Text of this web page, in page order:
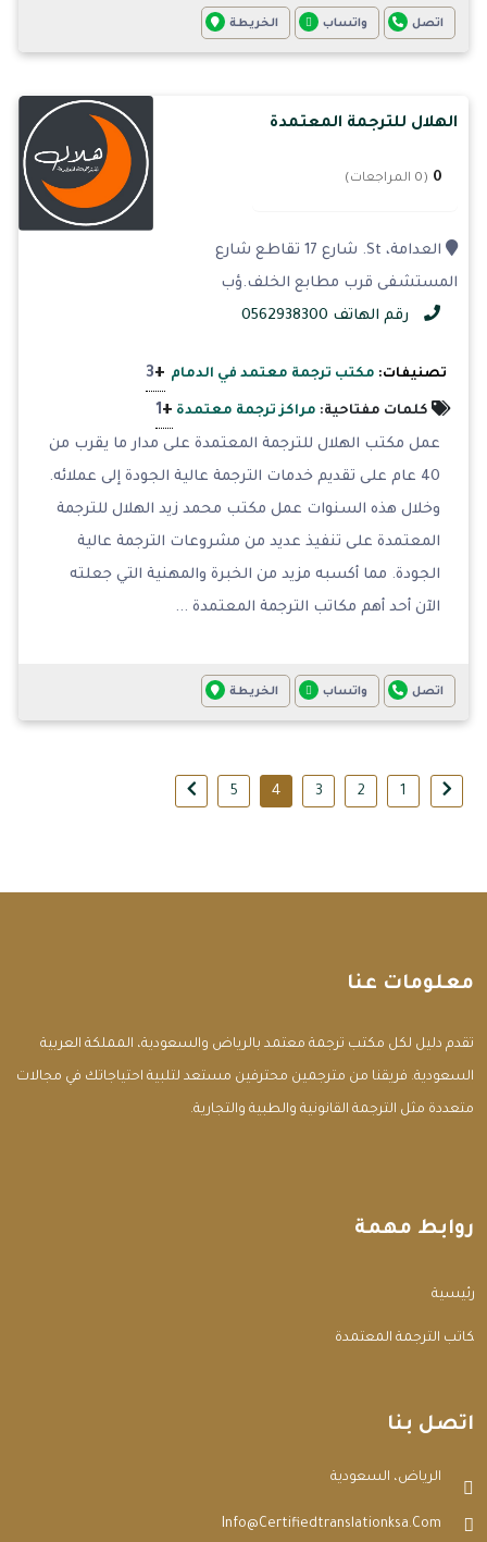
اتصل واتساب الخريطة
الهلال للترجمة المعتمدة
0 (0 المراجعات)
العدامة، St. شارع 17 تقاطع شارع
المستشفى قرب مطابع الخلف.ؤب
رقم الهاتف 0562938300
تصنيفات: مكتب ترجمة معتمد في الدمام +
3
كلمات مفتاحية: مراكز ترجمة معتمدة +
1
عمل مكتب الهلال للترجمة المعتمدة على مدار ما يقرب من
40 عام على تقديم خدمات الترجمة عالية الجودة إلى عملائه.
وخلال هذه السنوات عمل مكتب محمد زيد الهلال للترجمة
المعتمدة على تنفيذ عديد من مشروعات الترجمة عالية
الجودة. مما أكسبه مزيد من الخبرة والمهنية التي جعلته
الآن أحد أهم مكاتب الترجمة المعتمدة ...
اتصل واتساب الخريطة
1
2
3
4
5
معلومات عنا
تقدم دليل لكل مكتب ترجمة معتمد بالرياض والسعودية، المملكة العربية
السعودية. فريقنا من مترجمين محترفين مستعد لتلبية احتياجاتك في مجالات
متعددة مثل الترجمة القانونية والطبية والتجارية.
روابط مهمة
الرئيسية
مكاتب الترجمة المعتمدة
اتصل بنا
الرياض، السعودية
Info@certifiedtranslationksa.com